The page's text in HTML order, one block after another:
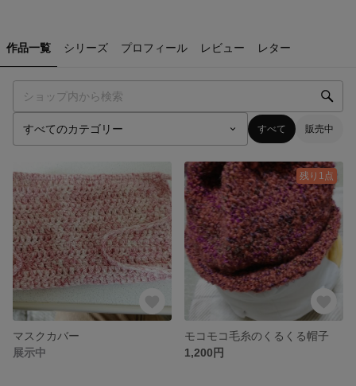
作品一覧 シリーズ プロフィール レビュー レター
すべて 販売中
マスクカバー
展示中
残り1点
モコモコ毛糸のくるくる帽子
1,200円